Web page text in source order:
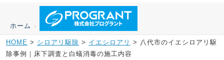
ホーム ›
HOME > シロアリ駆除 > イエシロアリ > 八代市のイエシロアリ駆
除事例｜床下調査と白蟻消毒の施工内容